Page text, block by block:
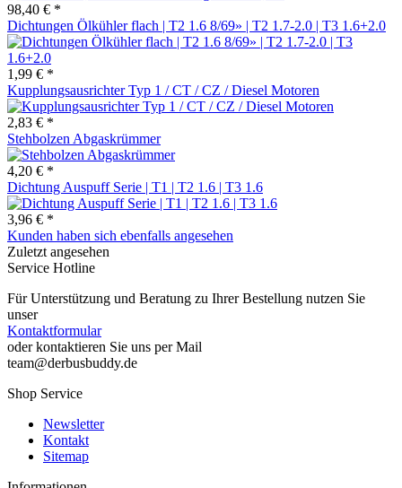
98,40 € *
Dichtungen Ölkühler flach | T2 1.6 8/69» | T2 1.7-2.0 | T3 1.6+2.0
1,99 € *
Kupplungsausrichter Typ 1 / CT / CZ / Diesel Motoren
2,83 € *
Stehbolzen Abgaskrümmer
4,20 € *
Dichtung Auspuff Serie | T1 | T2 1.6 | T3 1.6
3,96 € *
Kunden haben sich ebenfalls angesehen
Zuletzt angesehen
Service Hotline
Für Unterstützung und Beratung zu Ihrer Bestellung nutzen Sie
unser
Kontaktformular
oder kontaktieren Sie uns per Mail
team@derbusbuddy.de
Shop Service
Newsletter
Kontakt
Sitemap